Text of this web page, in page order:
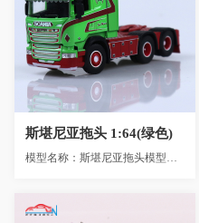
斯堪尼亚拖头 1:64(绿色)
模型名称：斯堪尼亚拖头模型比例：1:64模型材质：锌合金+ABS+PVC+GP模型颜色：绿色模型尺寸...
斯堪尼亚拖头 1:64(绿
色)